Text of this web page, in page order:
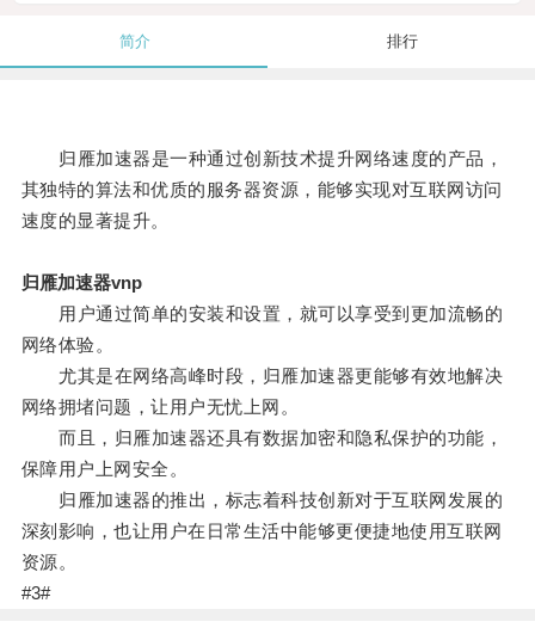
简介 排行
归雁加速器是一种通过创新技术提升网络速度的产品，
其独特的算法和优质的服务器资源，能够实现对互联网访问
速度的显著提升。
归雁加速器vnp
用户通过简单的安装和设置，就可以享受到更加流畅的
网络体验。
尤其是在网络高峰时段，归雁加速器更能够有效地解决
网络拥堵问题，让用户无忧上网。
而且，归雁加速器还具有数据加密和隐私保护的功能，
保障用户上网安全。
归雁加速器的推出，标志着科技创新对于互联网发展的
深刻影响，也让用户在日常生活中能够更便捷地使用互联网
资源。
#3#